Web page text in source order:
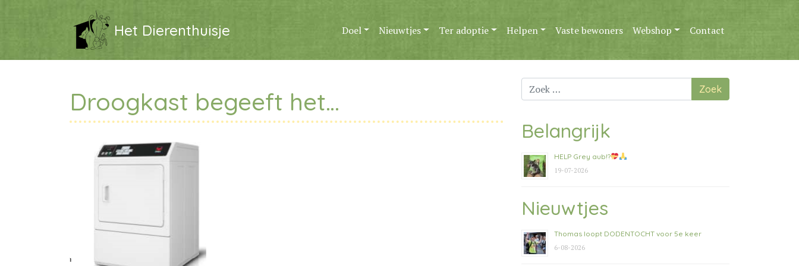
Het Dierenthuisje Doel Nieuwtjes Ter adoptie Helpen Vaste bewoners Webshop Contact
Droogkast begeeft het…
Zoek
naar:
Belangrijk
HELP Grey aub!?
19-07-2026
Nieuwtjes
Thomas loopt DODENTOCHT voor 5e keer
6-08-2026